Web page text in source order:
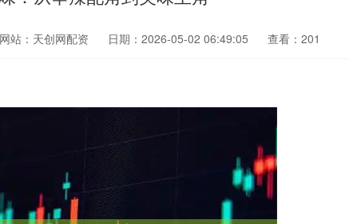
网站：天创网配资 日期：2026-05-02 06:49:05 查看：201